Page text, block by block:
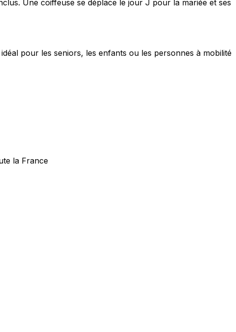
Une coiffeuse se déplace le jour J pour la mariée et ses
pour les seniors, les enfants ou les personnes à mobilité
la France